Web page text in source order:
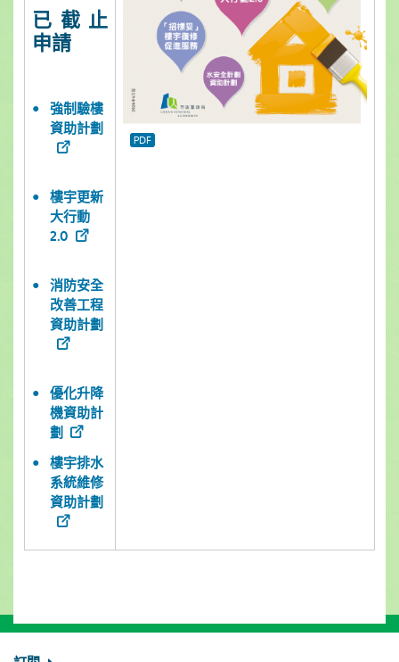
已截止
申請
強制驗樓
資助計劃
樓宇更新
大行動
2.0
消防安全
改善工程
資助計劃
優化升降
機資助計
劃
樓宇排水
系統維修
資助計劃